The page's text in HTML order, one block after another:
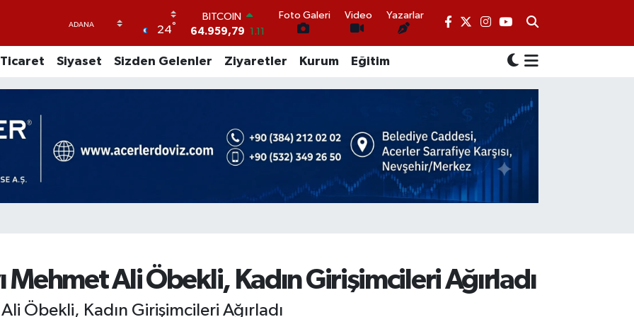
24°
DOLAR
47,7436 0.18
EURO
55,2510 0.32
64,4811 0.38
BİST100
13.779 -14
BITCOIN
Foto Galeri Video Yazarlar
Ticaret Siyaset Sizden Gelenler Ziyaretler Kurum Eğitim
Mehmet Ali Öbekli, Kadın Girişimcileri Ağırladı
Öbekli, Kadın Girişimcileri Ağırladı